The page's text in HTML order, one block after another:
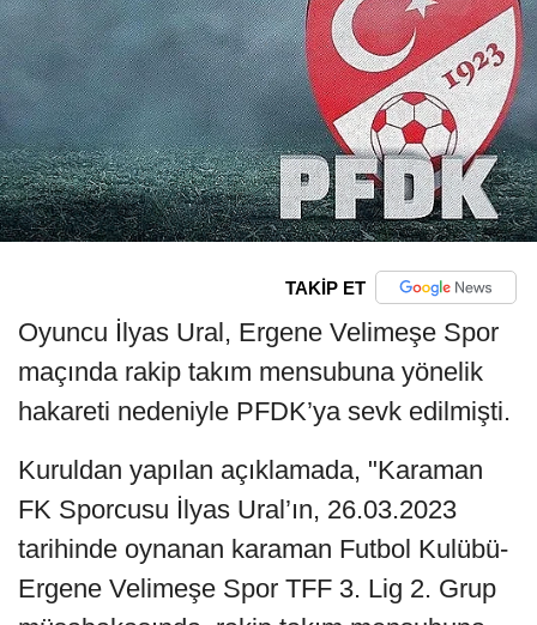
TAKİP ET
Oyuncu İlyas Ural, Ergene Velimeşe Spor
maçında rakip takım mensubuna yönelik
hakareti nedeniyle PFDK’ya sevk edilmişti.
Kuruldan yapılan açıklamada, "Karaman
FK Sporcusu İlyas Ural’ın, 26.03.2023
tarihinde oynanan karaman Futbol Kulübü-
Ergene Velimeşe Spor TFF 3. Lig 2. Grup